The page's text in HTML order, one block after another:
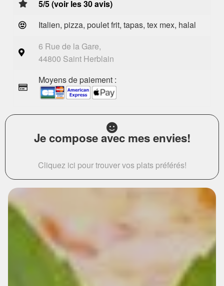
5/5 (voir les 30 avis)
Italien, pizza, poulet frit, tapas, tex mex, halal
6 Rue de la Gare,
44800 Saint Herblain
Moyens de paiement :
Je compose avec mes envies!
Cliquez ici pour trouver vos plats préférés!